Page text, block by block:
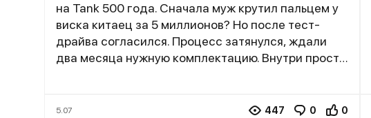
на Tank 500 года. Сначала муж крутил пальцем у
виска китаец за 5 миллионов? Но после тест-
драйва согласился. Процесс затянулся, ждали
два месяца нужную комплектацию. Внутри просто
дерева - всё как в премиум сегменте. Мотор
5.07 447 0 0